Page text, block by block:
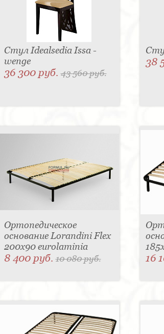
Стул Idealsedia Issa -
wenge
36 300 руб.43 560 руб.
38
Ортопедическое
основание Lorandini Flex
200x90 eurolaminia
8 400 руб.10 080 руб. 16